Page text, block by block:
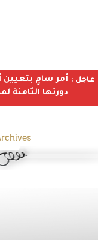
عاجل : أمر سامٍ
دورتها الثامنة لمدة 4